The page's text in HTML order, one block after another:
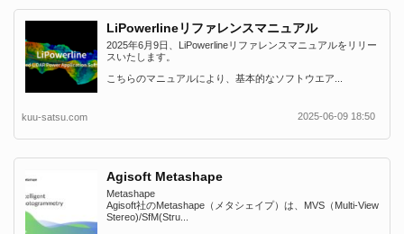
LiPowerlineリファレンスマニュアル
2025年6月9日、LiPowerlineリファレンスマニュアルをリリー
スいたします。
こちらのマニュアルにより、基本的なソフトウエア...
kuu-satsu.com 2025-06-09 18:50
Agisoft Metashape
Metashape
Agisoft社のMetashape（メタシェイプ）は、MVS（Multi-View
Stereo)/SfM(Stru...